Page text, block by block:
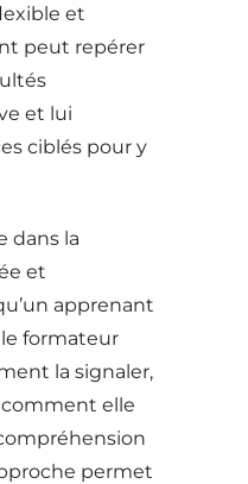
et
peut repérer
et lui
ciblés pour y
dans la
et
apprenant
formateur
la signaler,
elle
permet